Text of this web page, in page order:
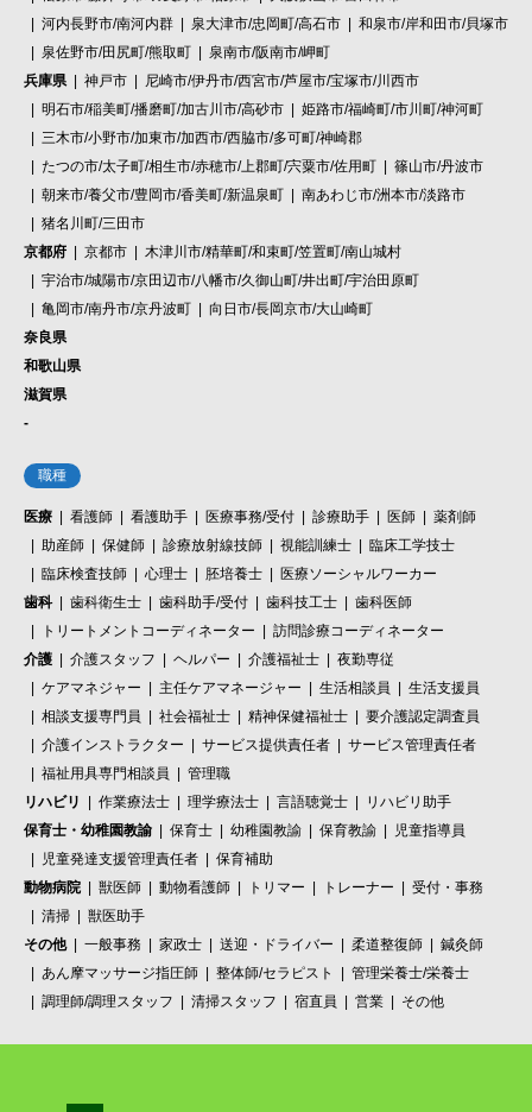
河内長野市/南河内群
泉大津市/忠岡町/高石市
和泉市/岸和田市/貝塚市
泉佐野市/田尻町/熊取町
泉南市/阪南市/岬町
兵庫県
神戸市
尼崎市/伊丹市/西宮市/芦屋市/宝塚市/川西市
明石市/稲美町/播磨町/加古川市/高砂市
姫路市/福崎町/市川町/神河町
三木市/小野市/加東市/加西市/西脇市/多可町/神崎郡
たつの市/太子町/相生市/赤穂市/上郡町/宍粟市/佐用町
篠山市/丹波市
朝来市/養父市/豊岡市/香美町/新温泉町
南あわじ市/洲本市/淡路市
猪名川町/三田市
京都府
京都市
木津川市/精華町/和束町/笠置町/南山城村
宇治市/城陽市/京田辺市/八幡市/久御山町/井出町/宇治田原町
亀岡市/南丹市/京丹波町
向日市/長岡京市/大山崎町
奈良県
和歌山県
滋賀県
-
職種
医療 看護師 看護助手 医療事務/受付 診療助手 医師
薬剤師
助産師
保健師 診療放射線技師 視能訓練士
臨床工学技士
臨床検査技師
心理士 胚培養士
医療ソーシャルワーカー
歯科
歯科衛生士 歯科助手/受付 歯科技工士
歯科医師
トリートメントコーディネーター
訪問診療コーディネーター
介護
介護スタッフ ヘルパー 介護福祉士
夜勤専従
ケアマネジャー
主任ケアマネージャー 生活相談員
生活支援員
相談支援専門員
社会福祉士 精神保健福祉士
要介護認定調査員
介護インストラクター
サービス提供責任者
サービス管理責任者
福祉用具専門相談員
管理職
リハビリ
作業療法士 理学療法士 言語聴覚士
リハビリ助手
保育士・幼稚園教諭
保育士 幼稚園教諭 保育教諭
児童指導員
児童発達支援管理責任者
保育補助
動物病院
獣医師 動物看護師 トリマー トレーナー
受付・事務
清掃
獣医助手
その他
一般事務 家政士 送迎・ドライバー 柔道整復師
鍼灸師
あん摩マッサージ指圧師
整体師/セラピスト
管理栄養士/栄養士
調理師/調理スタッフ
清掃スタッフ 宿直員 営業 その他